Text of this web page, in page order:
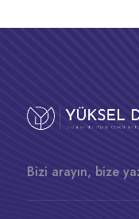
Bizi arayın, bize